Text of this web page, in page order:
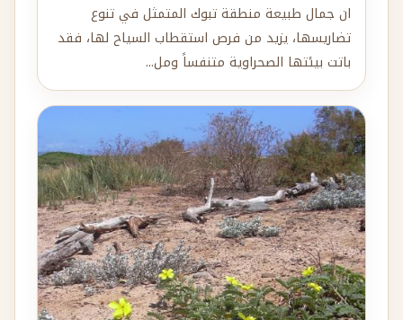
ان جمال طبيعة منطقة تبوك المتمثل في تنوع
تضاريسها، يزيد من فرص استقطاب السياح لها، فقد
باتت بيئتها الصحراوية متنفساً ومل...